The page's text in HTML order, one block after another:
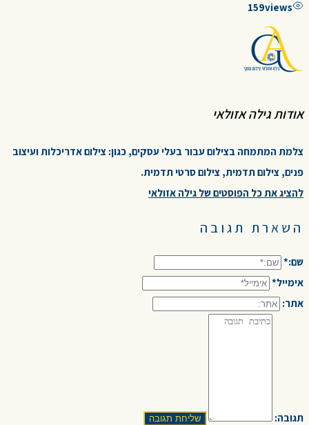
159views
אודות גילה אזולאי
צלמת המתמחה בצילום עבור בעלי עסקים, כגון: צילום אדריכלות ועיצוב
פנים, צילום תדמית, צילום סרטי תדמית.
להציג את כל הפוסטים של גילה אזולאי
השארת תגובה
שם:*
אימייל*
אתר:
תגובה: